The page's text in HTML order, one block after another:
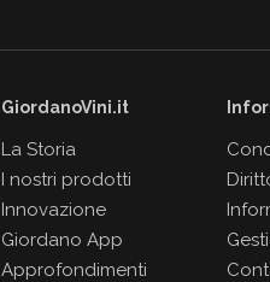
GiordanoVini.it
La Storia
I nostri prodotti
Innovazione
Giordano App
Approfondimenti